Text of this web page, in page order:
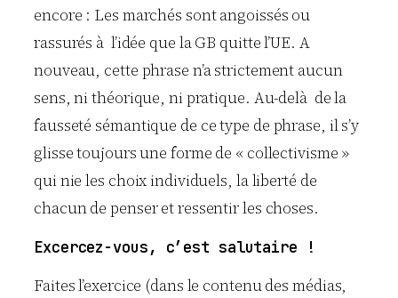
encore : Les marchés sont angoissés ou
rassurés à l’idée que la GB quitte l’UE. A
nouveau, cette phrase n’a strictement aucun
sens, ni théorique, ni pratique. Au-delà de la
fausseté sémantique de ce type de phrase, il s’y
glisse toujours une forme de « collectivisme »
qui nie les choix individuels, la liberté de
chacun de penser et ressentir les choses.
Excercez-vous, c’est salutaire !
Faites l’exercice (dans le contenu des médias,